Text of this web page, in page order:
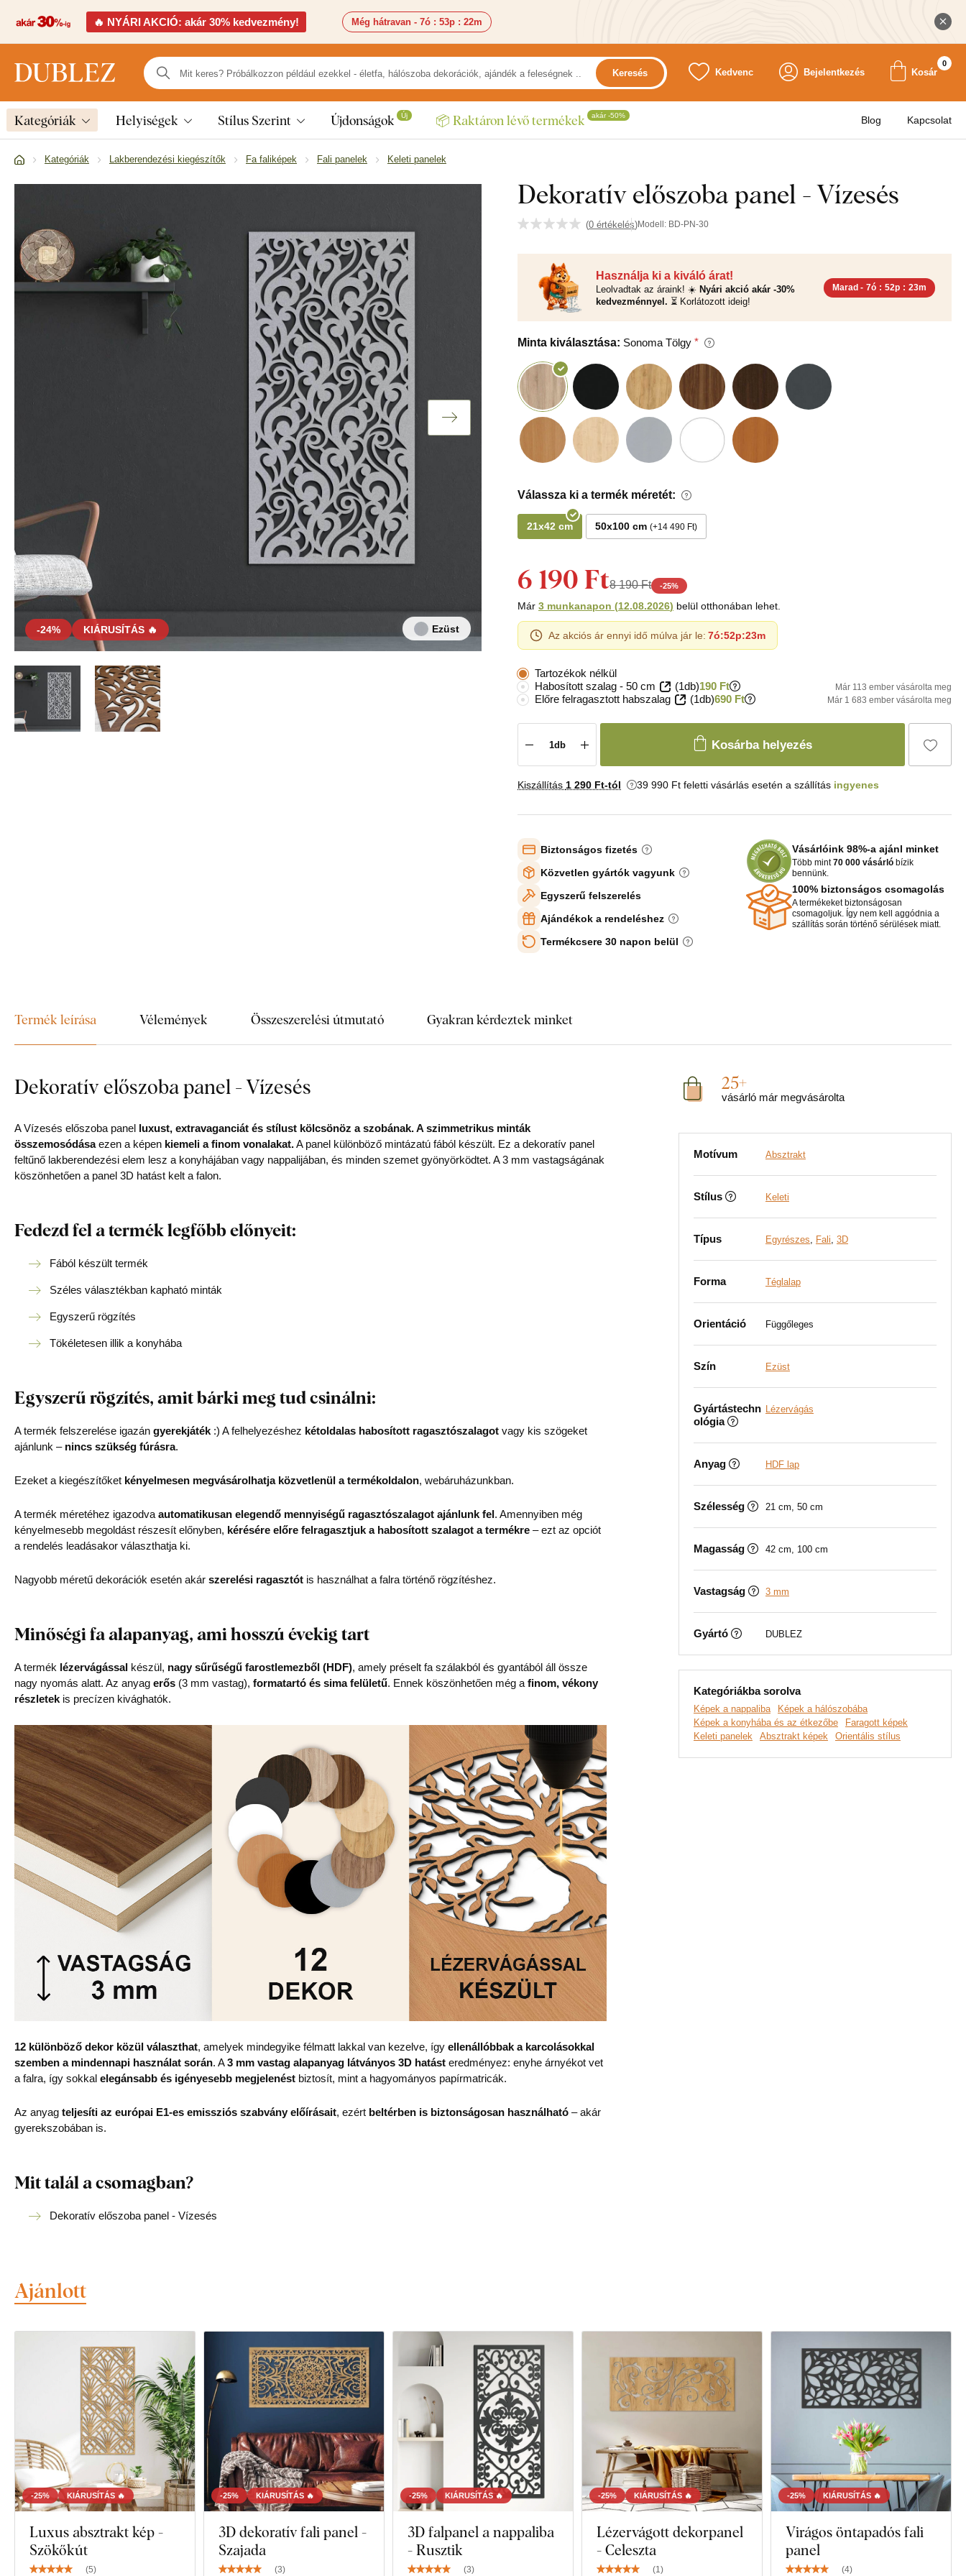
🔥 NYÁRI AKCIÓ: akár 30% kedvezmény! Még hátravan - 7ó : 53p : 21m
Keresés Kedvenc Bejelentkezés Kosár
0
Kategóriák Helyiségek Stílus Szerint Újdonságok Új 📦 Raktáron lévő termékek akár -50% Blog Kapcsolat
Kategóriák Lakberendezési kiegészítők Fa faliképek Fali panelek Keleti panelek
Dekoratív előszoba panel - Vízesés
(0 értékelés)Modell: BD-PN-30
-24% KIÁRUSÍTÁS 🔥 Ezüst
Használja ki a kiváló árat!
Leolvadtak az áraink! ☀️ Nyári akció akár -30%
kedvezménnyel. ⏳ Korlátozott ideig!
Marad - 7ó : 52p : 22m
Minta kiválasztása: Sonoma Tölgy
Válassza ki a termék méretét:
21x42 cm 50x100 cm +14 490 Ft
6 190 Ft8 190 Ft -25%
Már 3 munkanapon (12.08.2026) belül otthonában lehet.
Az akciós ár ennyi idő múlva jár le: 7ó:52p:22m
Tartozékok nélkül
Habosított szalag - 50 cm
(1db)190 Ft Már 113 ember vásárolta meg
Előre felragasztott habszalag (1db)690 Ft Már 1 683 ember vásárolta meg
Kosárba helyezés
Kiszállítás 1 290 Ft-tól 39 990 Ft feletti vásárlás esetén a szállítás ingyenes
Biztonságos fizetés
Közvetlen gyártók vagyunk
Egyszerű felszerelés
Ajándékok a rendeléshez
Termékcsere 30 napon belül
Vásárlóink 98%-a ajánl minket
Több mint70 000 vásárló bízik
bennünk.
100% biztonságos csomagolás
A termékeket biztonságosan
csomagoljuk. Így nem kell aggódnia a
szállítás során történő sérülések miatt.
Termék leírása Vélemények Összeszerelési útmutató Gyakran kérdeztek minket
Dekoratív előszoba panel - Vízesés
A Vízesés előszoba panel luxust, extravaganciát és stílust kölcsönöz a szobának. A szimmetrikus minták
összemosódásaezen a képen kiemeli a finom vonalakat.A panel különböző mintázatú fából készült. Ez a dekoratív panel
feltűnő lakberendezési elem lesz a konyhájában vagy nappalijában, és minden szemet gyönyörködtet. A 3 mm vastagságának
köszönhetően a panel 3D hatást kelt a falon.
Fedezd fel a termék legfőbb előnyeit:
Fából készült termék
Széles választékban kapható minták
Egyszerű rögzítés
Tökéletesen illik a konyhába
Egyszerű rögzítés, amit bárki meg tud csinálni:
A termék felszerelése igazán gyerekjáték :) A felhelyezéshez kétoldalas habosított ragasztószalagot vagy kis szögeket
ajánlunk – nincs szükség fúrásra.
Ezeket a kiegészítőket kényelmesen megvásárolhatja közvetlenül a termékoldalon, webáruházunkban.
A termék méretéhez igazodva automatikusan elegendő mennyiségű ragasztószalagot ajánlunk fel. Amennyiben még
kényelmesebb megoldást részesít előnyben, kérésére előre felragasztjuk a habosított szalagot a termékre – ezt az opciót
a rendelés leadásakor választhatja ki.
Nagyobb méretű dekorációk esetén akár szerelési ragasztót is használhat a falra történő rögzítéshez.
Minőségi fa alapanyag, ami hosszú évekig tart
A termék lézervágással készül, nagy sűrűségű farostlemezből (HDF), amely préselt fa szálakból és gyantából áll össze
nagy nyomás alatt. Az anyag erős (3 mm vastag), formatartó és sima felületű. Ennek köszönhetően még a finom, vékony
részletek is precízen kivághatók.
12 különböző dekor közül választhat, amelyek mindegyike félmatt lakkal van kezelve, így ellenállóbbak a karcolásokkal
szemben a mindennapi használat során. A3 mm vastag alapanyag látványos 3D hatást eredményez: enyhe árnyékot vet
a falra, így sokkal elegánsabb és igényesebb megjelenést biztosít, mint a hagyományos papírmatricák.
Az anyag teljesíti az európai E1-es emissziós szabvány előírásait, ezért beltérben is biztonságosan használható – akár
gyerekszobában is.
Mit talál a csomagban?
Dekoratív előszoba panel - Vízesés
25+
vásárló már megvásárolta
Motívum Absztrakt
Stílus Keleti
Típus Egyrészes, Fali, 3D
Forma Téglalap
Orientáció Függőleges
Szín Ezüst
Gyártástechn
ológia
Lézervágás
Anyag HDF lap
Szélesség 21 cm, 50 cm
Magasság 42 cm, 100 cm
Vastagság 3 mm
Gyártó DUBLEZ
Kategóriákba sorolva
Képek a nappaliba
Képek a hálószobába
Képek a konyhába és az étkezőbe
Faragott képek
Keleti panelek
Absztrakt képek Orientális stílus
Ajánlott
-25% KIÁRUSÍTÁS 🔥
Luxus absztrakt kép -
Szökőkút
(5)
-25% KIÁRUSÍTÁS 🔥
3D dekoratív fali panel -
Szajada
(3)
-25% KIÁRUSÍTÁS 🔥
3D falpanel a nappaliba
- Rusztik
(3)
-25% KIÁRUSÍTÁS 🔥
Lézervágott dekorpanel
- Celeszta
(1)
-25% KIÁRUSÍTÁS 🔥
Virágos öntapadós fali
panel
(4)